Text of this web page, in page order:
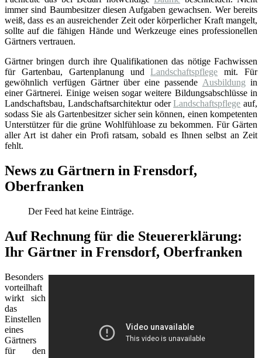
immer sind Baumbesitzer diesen Aufgaben gewachsen. Wer bereits
weiß, dass es an ausreichender Zeit oder körperlicher Kraft mangelt,
sollte auf die fähigen Hände und Werkzeuge eines professionellen
Gärtners vertrauen.
Gärtner bringen durch ihre Qualifikationen das nötige Fachwissen
für Gartenbau, Gartenplanung undLandschaftspflege mit. Für
gewöhnlich verfügen Gärtner über eine passende Ausbildung in
einer Gärtnerei. Einige weisen sogar weitere Bildungsabschlüsse in
Landschaftsbau, Landschaftsarchitektur oderLandschaftspflege auf,
sodass Sie als Gartenbesitzer sicher sein können, einen kompetenten
Unterstützer für die grüne Wohlfühloase zu bekommen. Für Gärten
aller Art ist daher ein Profi ratsam, sobald es Ihnen selbst an Zeit
fehlt.
News zu Gärtnern in Frensdorf,
Oberfranken
Der Feed hat keine Einträge.
Auf Rechnung für die Steuererklärung:
Ihr Gärtner in Frensdorf, Oberfranken
Besonders
vorteilhaft
wirkt sich
das
Einstellen
eines
Gärtners
für den